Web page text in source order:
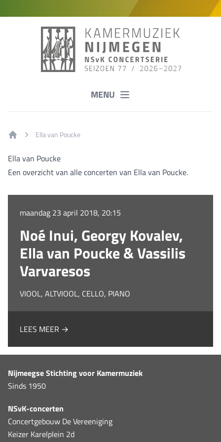
MENU
Ella van Poucke
Ella van Poucke
Een overzicht van alle concerten van Ella van Poucke.
maandag 23 april 2018, 20:15
Noé Inui, Georgy Kovalev,
Ella van Poucke & Vassilis
Varvaresos
VIOOL, ALTVIOOL, CELLO, PIANO
LEES MEER →
Nijmeegse Stichting voor Kamermuziek
Sinds 1950
NSvK-concerten
Concertgebouw De Vereeniging
Keizer Karelplein 2d